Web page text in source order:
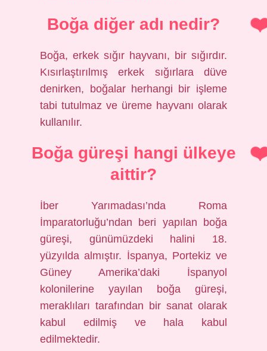
Boğa diğer adı nedir?
Boğa, erkek sığır hayvanı, bir sığırdır.
Kısırlaştırılmış erkek sığırlara düve
denirken, boğalar herhangi bir işleme
tabi tutulmaz ve üreme hayvanı olarak
kullanılır.
Boğa güreşi hangi ülkeye
aittir?
İber Yarımadası’nda Roma
İmparatorluğu’ndan beri yapılan boğa
güreşi, günümüzdeki halini 18.
yüzyılda almıştır. İspanya, Portekiz ve
Güney Amerika’daki İspanyol
kolonilerine yayılan boğa güreşi,
meraklıları tarafından bir sanat olarak
kabul edilmiş ve hala kabul
edilmektedir.